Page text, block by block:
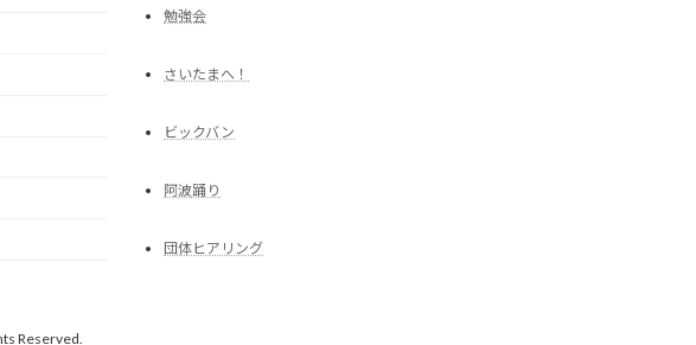
勉強会
さいたまへ！
ビックバン
阿波踊り
団体ヒアリング
Reserved.